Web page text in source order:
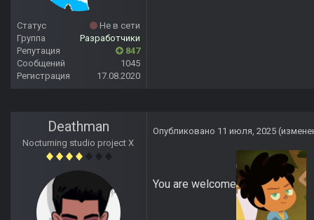
Статус
Не в сети
Группа
Разработчики
Репутация
847
Сообщений
1045
Регистрация
17.08.2020
Deathman
Nocturning studio project X
Опубликовано 11 июля, 2025
You are welcome